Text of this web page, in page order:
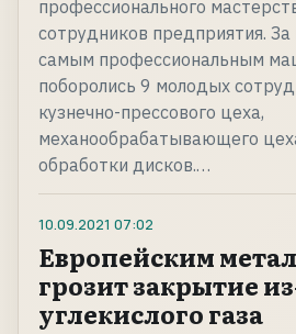
профессионального
сотрудников предприятия. За
самым профессиональным
поборолись 9 молодых
кузнечно-прессового цеха,
механообрабатывающего
обработки дисков.…
10.09.2021 07:02
Европейским
грозит закрытие
углекислого газа